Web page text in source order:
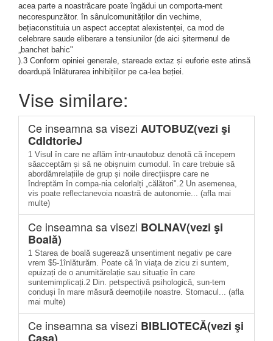
acea parte a noastrăcare poate îngădui un comporta-ment
necorespunzător. în sânulcomunităților din vechime,
bețiaconstituia un aspect acceptat alexistenței, ca mod de
celebrare saude eliberare a tensiunilor (de aici șitermenul de
„banchet bahic"
).3 Conform opiniei generale, stareade extaz și euforie este atinsă
doardupă înlăturarea inhibițiilor pe ca-lea beției.
Vise similare:
Ce inseamna sa visezi AUTOBUZ(vezi şi
CdldtorieJ
1 Visul în care ne aflăm într-unautobuz denotă că începem
săacceptăm și să ne obișnuim cumodul. în care trebuie să
abordămrelațiile de grup și noile direcțiispre care ne
îndreptăm în compa-nia celorlalți „călători".2 Un asemenea,
vis poate reflectanevoia noastră de autonomie... (afla mai
multe)
Ce inseamna sa visezi BOLNAV(vezi şi
Boală)
1 Starea de boală sugerează unsentiment negativ pe care
vrem $5-1înlăturăm. Poate că în viața de zicu zi suntem,
epuizați de o anumitărelație sau situație în care
suntemimplicați.2 Din. petspectivă psihologică, sun-tem
conduși în mare măsură deemoțiile noastre. Stomacul... (afla
mai multe)
Ce inseamna sa visezi BIBLIOTECĂ(vezi şi